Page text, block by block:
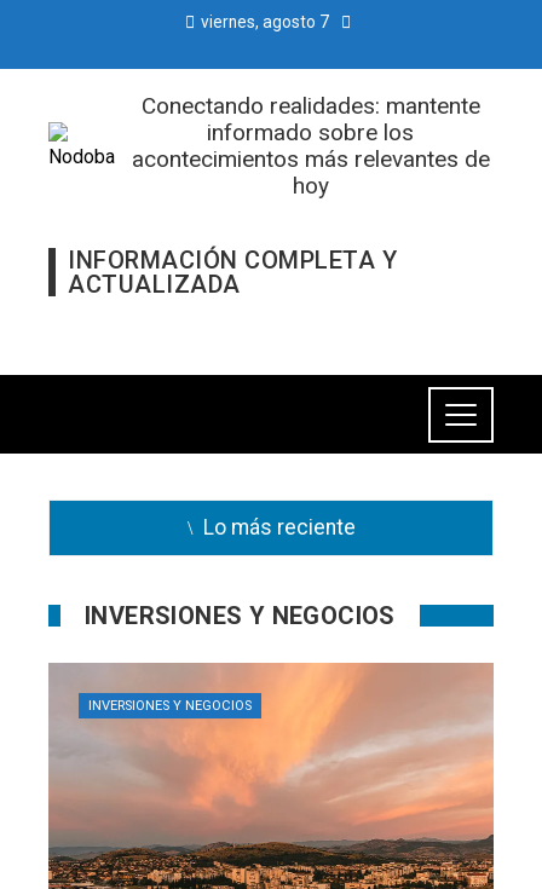
viernes, agosto 7
Conectando realidades: mantente
informado sobre los
acontecimientos más relevantes de
hoy
INFORMACIÓN COMPLETA Y
ACTUALIZADA
Lo más reciente
INVERSIONES Y NEGOCIOS
INVERSIONES Y NEGOCIOS